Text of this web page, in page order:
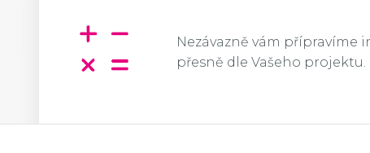
Nezávazně vám přípravíme
přesně dle Vašeho projektu.